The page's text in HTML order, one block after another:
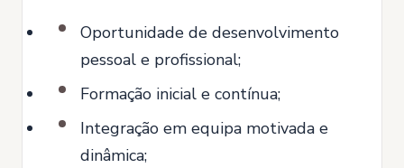
Oportunidade de desenvolvimento
pessoal e profissional;
Formação inicial e contínua;
Integração em equipa motivada e
dinâmica;